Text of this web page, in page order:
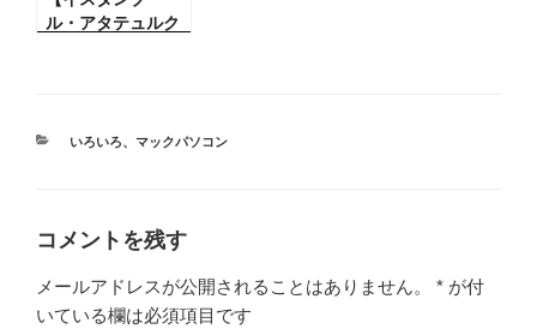
た。
ル・アタテュルク
探してみました。
カ
ー
いろいろ、 マックパソコン
コメントを残す
メールアドレスが公開されることはありません。 * が付
いている欄は必須項目です